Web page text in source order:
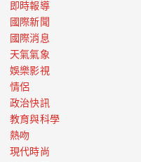
即時報導
國際新聞
國際消息
天氣氣象
娛樂影視
情侶
政治快訊
教育與科學
熱吻
現代時尚